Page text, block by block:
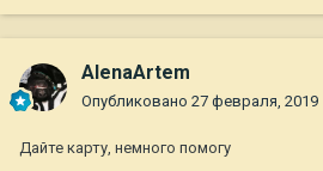
AlenaArtem
Опубликовано 27 февраля, 2019
Дайте карту, немного помогу